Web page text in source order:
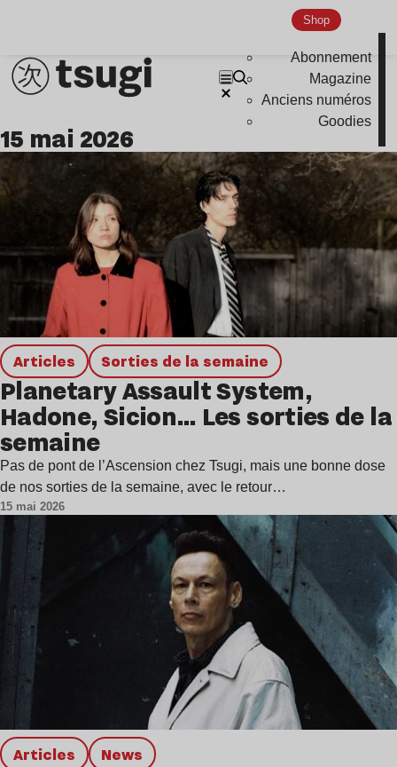
Shop
Abonnement
Magazine
Anciens numéros
Goodies
15 mai 2026
Articles Sorties de la semaine
Planetary Assault System,
Hadone, Sicion… Les sorties de la
semaine
Pas de pont de l’Ascension chez Tsugi, mais une bonne dose
de nos sorties de la semaine, avec le retour…
15 mai 2026
Articles news